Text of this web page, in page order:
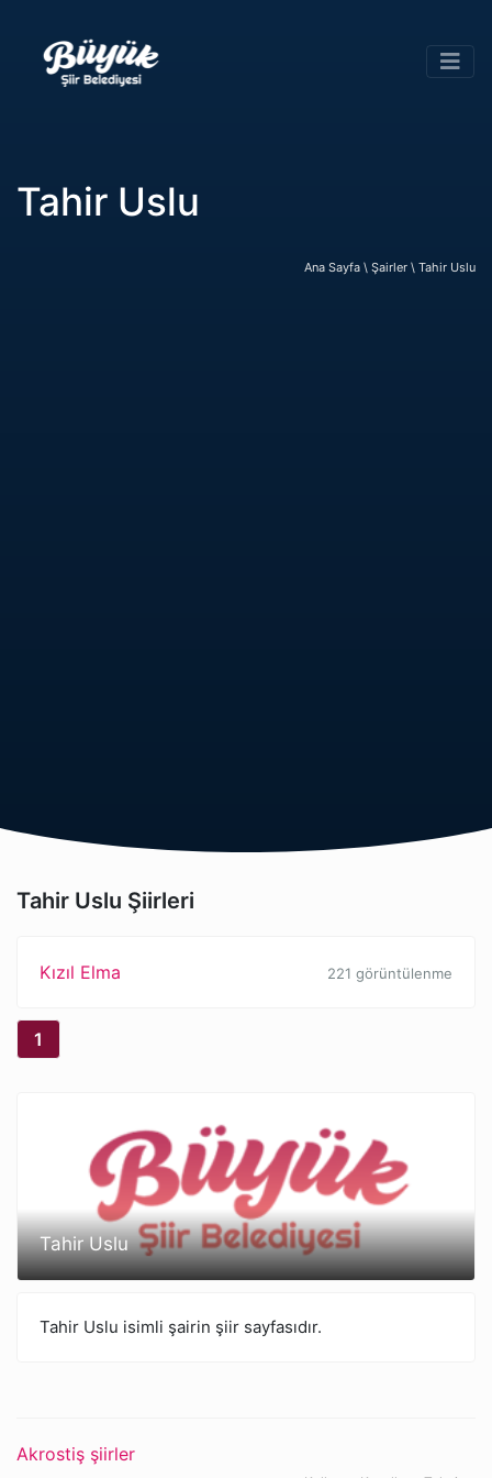
Tahir Uslu
Ana Sayfa \ Şairler \ Tahir Uslu
Tahir Uslu Şiirleri
Kızıl Elma 221 görüntülenme
1
Tahir Uslu
Tahir Uslu isimli şairin şiir sayfasıdır.
Akrostiş şiirler